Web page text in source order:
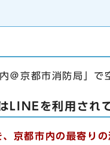
＠京都市消防局」で
LINEを利用され
京都市内の最寄り